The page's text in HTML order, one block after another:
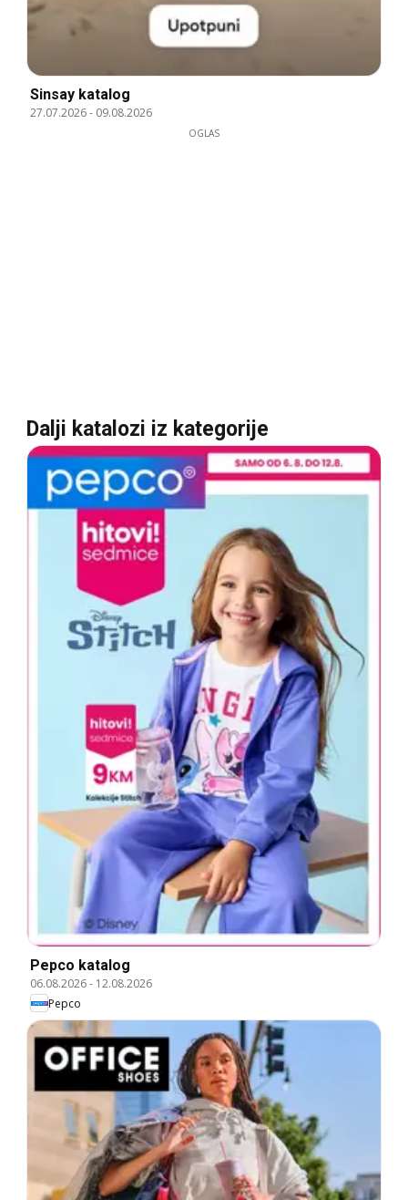
Sinsay katalog
27.07.2026- 09.08.2026
OGLAS
Dalji katalozi iz kategorije
Pepco katalog
06.08.2026- 12.08.2026
Pepco